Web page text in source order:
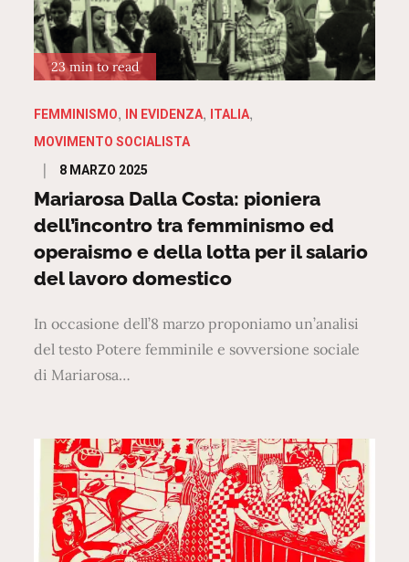
23 min to read
FEMMINISMO IN EVIDENZA
ITALIA
MOVIMENTO SOCIALISTA
Posted
on
8 MARZO 2025
Mariarosa Dalla Costa: pioniera
dell’incontro tra femminismo ed
operaismo e della lotta per il salario
del lavoro domestico
In occasione dell’8 marzo proponiamo un’analisi
del testo Potere femminile e sovversione sociale
di Mariarosa…